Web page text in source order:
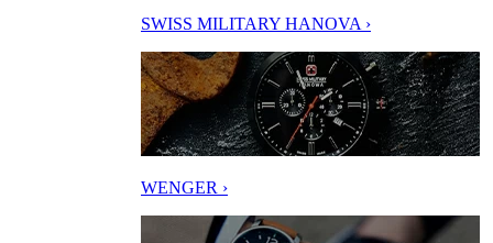
SWISS MILITARY HANOVA ›
WENGER ›